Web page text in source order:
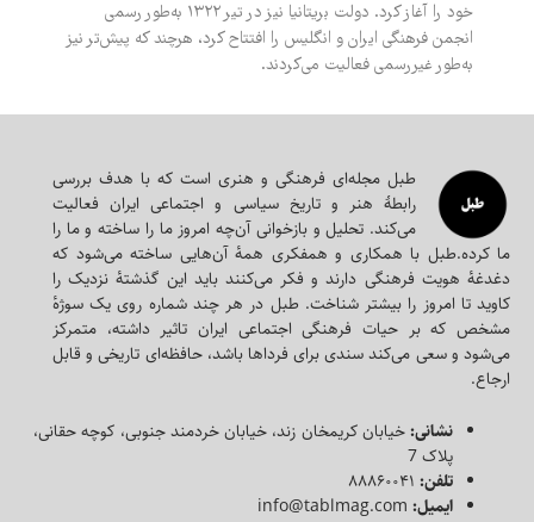
خود را آغاز کرد. دولت بریتانیا نیز در تیر ۱۳۲۲ به‌طور رسمی
انجمن فرهنگی ایران و انگلیس را افتتاح کرد، هرچند که پیش‌تر نیز
به‌طور غیررسمی فعالیت می‌کردند.
طبل مجله‌ای‌ فرهنگی و هنری است که با هدف بررسی
رابطۀ هنر و تاریخ سیاسی و اجتماعی ایران فعالیت
می‌کند. تحلیل و بازخوانی آن‌چه امروز ما را ساخته و ما را
ما کرده.طبل با همکاری و همفکری همه‌ٔ آن‌هایی ساخته می‌شود که
دغدغه‌ٔ هویت فرهنگی دارند و فکر می‌کنند باید این گذشته‌ٔ نزدیک را
کاوید تا امروز را بیشتر شناخت. طبل در هر چند شماره روی یک سوژه‌ٔ
مشخص که بر حیات فرهنگی اجتماعی ایران تاثیر داشته، متمرکز
می‌شود و سعی می‌کند سندی برای فرداها باشد، حافظه‌ای تاریخی و قابل
ارجاع.
نشانی:خیابان کریمخان زند، خیابان خردمند جنوبی، کوچه حقانی،
پلاک 7
تلفن: ۸۸۸۶۰۰۴۱
ایمیل: info@tablmag.com